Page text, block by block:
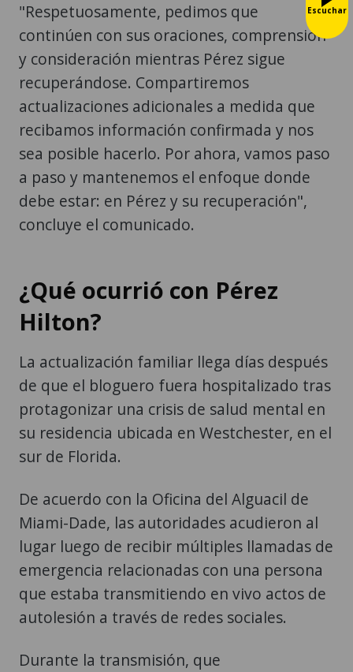
"Respetuosamente, pedimos que
continúen con sus oraciones, comprensión
y consideración mientras Pérez sigue
recuperándose. Compartiremos
actualizaciones adicionales a medida que
recibamos información confirmada y nos
sea posible hacerlo. Por ahora, vamos paso
a paso y mantenemos el enfoque donde
debe estar: en Pérez y su recuperación",
concluye el comunicado.
¿Qué ocurrió con Pérez
Hilton?
La actualización familiar llega días después
de que el bloguero fuera hospitalizado tras
protagonizar una crisis de salud mental en
su residencia ubicada en Westchester, en el
sur de Florida.
De acuerdo con la Oficina del Alguacil de
Miami-Dade, las autoridades acudieron al
lugar luego de recibir múltiples llamadas de
emergencia relacionadas con una persona
que estaba transmitiendo en vivo actos de
autolesión a través de redes sociales.
Durante la transmisión, que
Escuchar